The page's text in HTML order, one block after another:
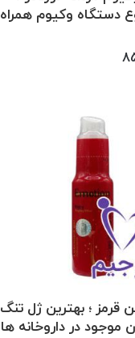
دستگاه وکیوم همراه
قرمز ؛ بهترین ژل تنگ
موجود در داروخانه ها